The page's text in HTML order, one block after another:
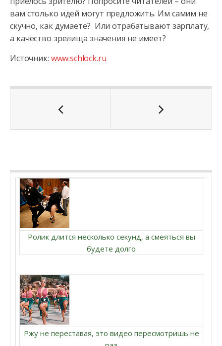
вам столько идей могут предложить. Им самим не
скучно, как думаете? Или отрабатывают зарплату,
а качество зрелища значения не имеет?
Источник: www.schlock.ru
Ролик длится несколько секунд, а смеяться вы
будете долго
Ржу не переставая, это видео пересмотришь не